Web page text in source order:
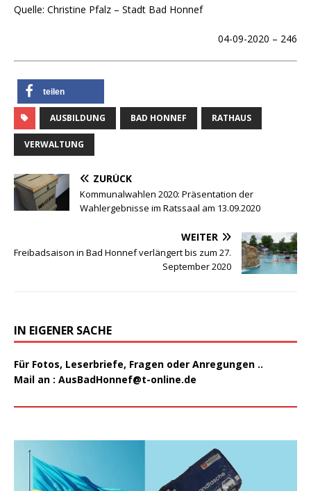
Quelle: Christine Pfalz – Stadt Bad Honnef
04-09-2020 – 246
teilen
AUSBILDUNG BAD HONNEF RATHAUS
VERWALTUNG
ZURÜCK
Kommunalwahlen 2020: Präsentation der
Wahlergebnisse im Ratssaal am 13.09.2020
WEITER
Freibadsaison in Bad Honnef verlängert bis zum 27.
September 2020
IN EIGENER SACHE
Für Fotos, Leserbriefe, Fragen oder Anregungen ..
Mail an : AusBadHonnef@t-online.de